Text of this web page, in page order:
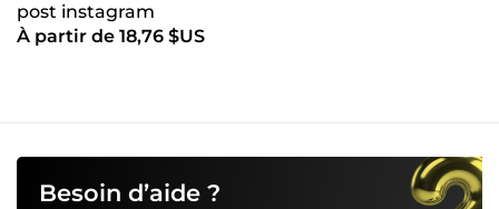
post instagram
À partir de 18,76 $US
Besoin d’aide ?